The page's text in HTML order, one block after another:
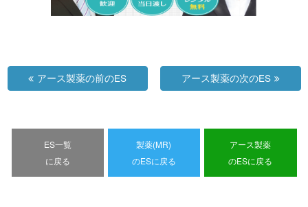
アース製薬の前のES アース製薬の次のES
ES一覧
に戻る
製薬(MR)
のESに戻る
アース製薬
のESに戻る